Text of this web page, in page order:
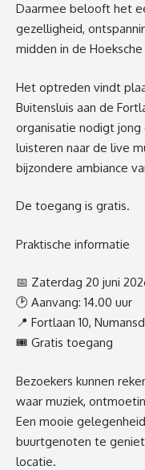
Daarmee belooft het
gezelligheid,
midden in de
Het optreden vindt
Buitensluis aan de
organisatie nodigt
luisteren naar de live
bijzondere ambiance
De toegang is gratis.
Praktische informatie
📅 Zaterdag 20 juni
🕑 Aanvang: 14.00 uur
📍 Fortlaan 10,
🎟️ Gratis toegang
Bezoekers kunnen
waar muziek,
Een mooie
buurtgenoten te
locatie.